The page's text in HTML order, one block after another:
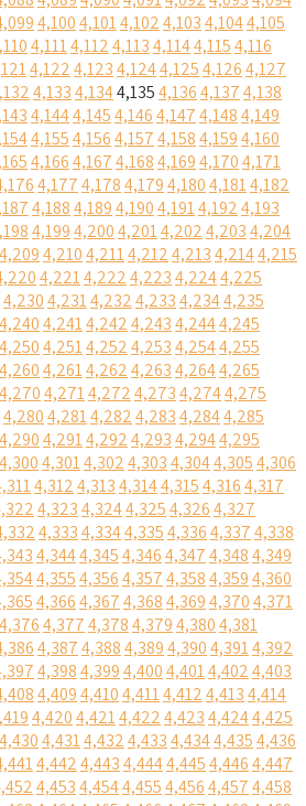
4,1004,1014,1024,1034,1044,105
4,1114,1124,1134,1144,1154,116
4,1224,1234,1244,1254,1264,127
4,1334,1344,1354,1364,1374,138
4,1444,1454,1464,1474,1484,149
4,1554,1564,1574,1584,1594,160
4,1664,1674,1684,1694,1704,171
4,1774,1784,1794,1804,1814,182
4,1884,1894,1904,1914,1924,193
4,1994,2004,2014,2024,2034,204
4,2094,2104,2114,2124,2134,2144,215
4,2214,2224,2234,2244,225
4,2304,2314,2324,2334,2344,235
4,2404,2414,2424,2434,2444,245
4,2504,2514,2524,2534,2544,255
4,2604,2614,2624,2634,2644,265
4,2704,2714,2724,2734,2744,275
4,2804,2814,2824,2834,2844,285
4,2904,2914,2924,2934,2944,295
4,3004,3014,3024,3034,3044,3054,306
4,3124,3134,3144,3154,3164,317
4,3234,3244,3254,3264,327
4,3334,3344,3354,3364,3374,338
4,3444,3454,3464,3474,3484,349
4,3554,3564,3574,3584,3594,360
4,3664,3674,3684,3694,3704,371
4,3764,3774,3784,3794,3804,381
4,3874,3884,3894,3904,3914,392
4,3984,3994,4004,4014,4024,403
4,4094,4104,4114,4124,4134,414
4,4204,4214,4224,4234,4244,425
4,4304,4314,4324,4334,4344,4354,436
4,4424,4434,4444,4454,4464,447
4,4534,4544,4554,4564,4574,458